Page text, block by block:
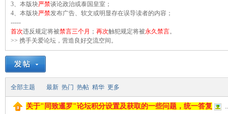
致
3、本版块严禁谈论政治或泰国皇室；
4、本版块严禁发布广告、软文或明显存在误导读者的内容；
-----
首次违反规定将被禁言三个月 ； 再次触犯规定将被永久禁言。
>> 携手关爱论坛，营造良好交流空间。
全部主题 最新 热门 热帖 精华 更多
关于"同致暹罗"论坛积分设置及获取的一些问题，统一答复